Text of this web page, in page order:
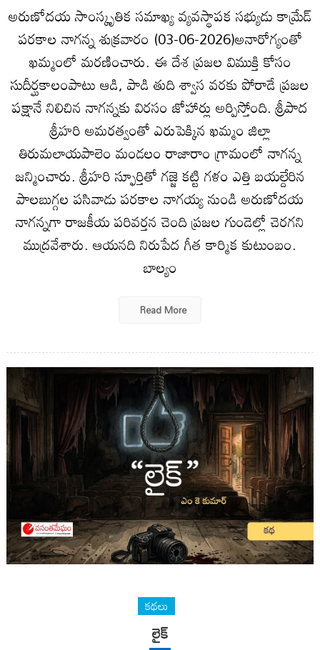
అరుణోదయ సాంస్కృతిక సమాఖ్య వ్యవస్థాపక సభ్యుడు కామ్రేడ్
పరకాల నాగన్న శుక్ర‌వారం (03-06-2026)అనారోగ్యంతో
ఖమ్మంలో మ‌ర‌ణించారు. ఈ దేశ ప్ర‌జ‌ల విముక్తి కోసం
సుదీర్ఘ‌కాలంపాటు ఆడి, పాడి తుది శ్వాస వ‌ర‌కు పోరాడే ప్ర‌జ‌ల
ప‌క్షానే నిలిచిన నాగ‌న్న‌కు విర‌సం జోహార్లు అర్పిస్తోంది. శ్రీపాద
శ్రీహరి అమరత్వంతో ఎరుపెక్కిన ఖమ్మం జిల్లా
తిరుమలాయపాలెం మండలం రాజారాం గ్రామంలో నాగ‌న్న
జ‌న్మించారు. శ్రీ‌హ‌రి స్ఫూర్తితో గజ్జె కట్టి గళం ఎత్తి బయల్దేరిన
పాలబుగ్గల పసివాడు పరకాల నాగయ్య నుండి అరుణోదయ
నాగన్నగా రాజకీయ పరివర్తన చెంది ప్రజల గుండెల్లో చెరగని
ముద్రవేశారు. ఆయ‌నది నిరుపేద గీత కార్మిక కుటుంబం.
బాల్యం
Read More
కథలు
లైక్